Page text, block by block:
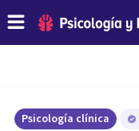
Psicología clínica